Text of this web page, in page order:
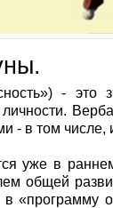
- это
- в том
уже в
общей
в